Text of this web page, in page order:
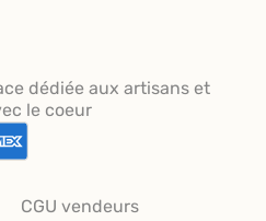
dédiée aux artisans et
le coeur
CGU vendeurs